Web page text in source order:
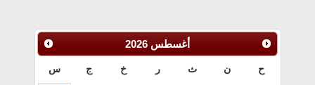
أغسطس 2026
ح ن ث ر خ ج س